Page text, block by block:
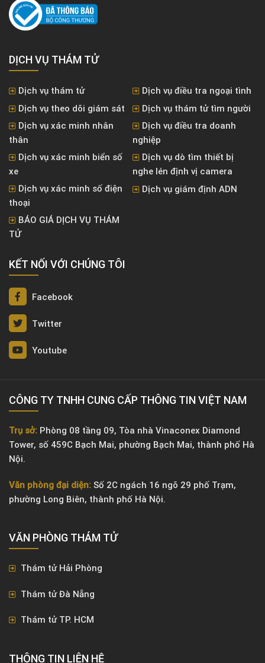
DỊCH VỤ THÁM TỬ
Dịch vụ thám tử
Dịch vụ điều tra ngoại tình
Dịch vụ theo dõi giám sát
Dịch vụ thám tử tìm người
Dịch vụ xác minh nhân
thân
Dịch vụ điều tra doanh
nghiệp
Dịch vụ xác minh biển số
xe
Dịch vụ dò tìm thiết bị
nghe lén định vị camera
Dịch vụ xác minh số điện
thoại
Dịch vụ giám định ADN
BÁO GIÁ DỊCH VỤ THÁM
TỬ
KẾT NỐI VỚI CHÚNG TÔI
Facebook
Twitter
Youtube
CÔNG TY TNHH CUNG CẤP THÔNG TIN VIỆT NAM
Trụ sở: Phòng 08 tầng 09, Tòa nhà Vinaconex Diamond
Tower, số 459C Bạch Mai, phường Bạch Mai, thành phố Hà
Nội.
Văn phòng đại diện: Số 2C ngách 16 ngõ 29 phố Trạm,
phường Long Biên, thành phố Hà Nội.
VĂN PHÒNG ​THÁM TỬ
Thám tử Hải Phòng
Thám tử Đà Nẵng
Thám tử TP. HCM
THÔNG TIN LIÊN HỆ